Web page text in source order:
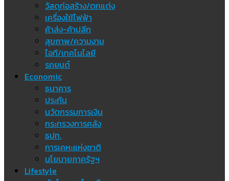
วัสดุก่อสร้าง/ตกแต่ง
เครื่องใช้ไฟฟ้า
ค้าส่ง-ค้าปลีก
สุขภาพ/ความงาม
ไอที/เทคโนโลยี
รถยนต์
Economic
ธนาคาร
ประกัน
นวัตกรรมการเงิน
กระทรวงการคลัง
ธปท.
การเคหะแห่งชาติ
นโยบายภาครัฐฯ
Lifestyle